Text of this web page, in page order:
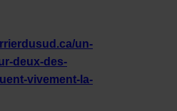
un-
deux-des-
vivement-la-
s'ouvrira dans une